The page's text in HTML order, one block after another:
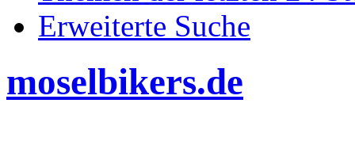
Erweiterte Suche
moselbikers.de